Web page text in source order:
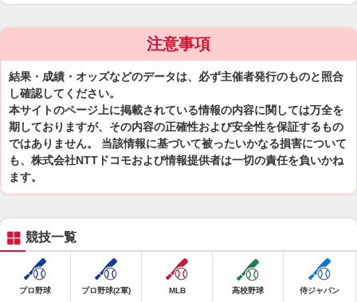
注意事項
結果・成績・オッズなどのデータは、必ず主催者発行のものと照合
し確認してください。
本サイトのページ上に掲載されている情報の内容に関しては万全を
期しておりますが、その内容の正確性および安全性を保証するもの
ではありません。 当該情報に基づいて被ったいかなる損害について
も、株式会社NTTドコモおよび情報提供者は一切の責任を負いかね
ます。
競技一覧
プロ野球 プロ野球(2軍) MLB 高校野球 侍ジャパン